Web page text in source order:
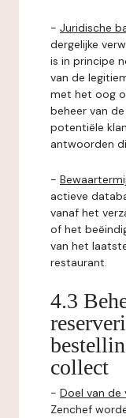
- Juridische
dergelijke
is in principe
van de
met het oog
beheer van
potentiële
antwoorden
-
actieve
vanaf het
of het
van het
restaurant.
4.3
collect
- Doel van de
Zenchef